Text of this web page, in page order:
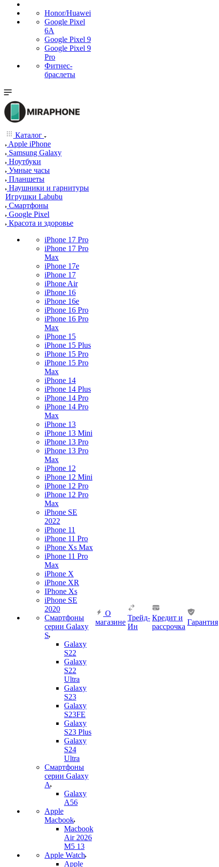
Honor/Huawei
Google Pixel
6A
Google Pixel 9
Google Pixel 9
Pro
Фитнес-
браслеты
Каталог
Apple iPhone
Samsung Galaxy
Ноутбуки
Умные часы
Планшеты
Наушники и гарнитуры
Игрушки Labubu
Смартфоны
Google Pixel
Красота и здоровье
iPhone 17 Pro
iPhone 17 Pro
Max
iPhone 17e
iPhone 17
iPhone Air
iPhone 16
iPhone 16e
iPhone 16 Pro
iPhone 16 Pro
Max
iPhone 15
iPhone 15 Plus
iPhone 15 Pro
iPhone 15 Pro
Max
iPhone 14
iPhone 14 Plus
iPhone 14 Pro
iPhone 14 Pro
Max
iPhone 13
iPhone 13 Mini
iPhone 13 Pro
iPhone 13 Pro
Max
iPhone 12
iPhone 12 Mini
iPhone 12 Pro
iPhone 12 Pro
Max
iPhone SE
2022
iPhone 11
iPhone 11 Pro
iPhone Xs Max
iPhone 11 Pro
Max
iPhone X
iPhone XR
IPhone Xs
iPhone SE
2020
Смартфоны
серии Galaxy
S
Galaxy
S22
Galaxy
S22
Ultra
Galaxy
S23
Galaxy
S23FE
Galaxy
S23 Plus
Galaxy
S24
Ultra
Смартфоны
серии Galaxy
A
Galaxy
A56
Apple
Macbook
Macbook
Air 2026
M5 13
Apple Watch
Apple
О
магазине
Трейд-
Ин
Кредит и
рассрочка
Гарантия